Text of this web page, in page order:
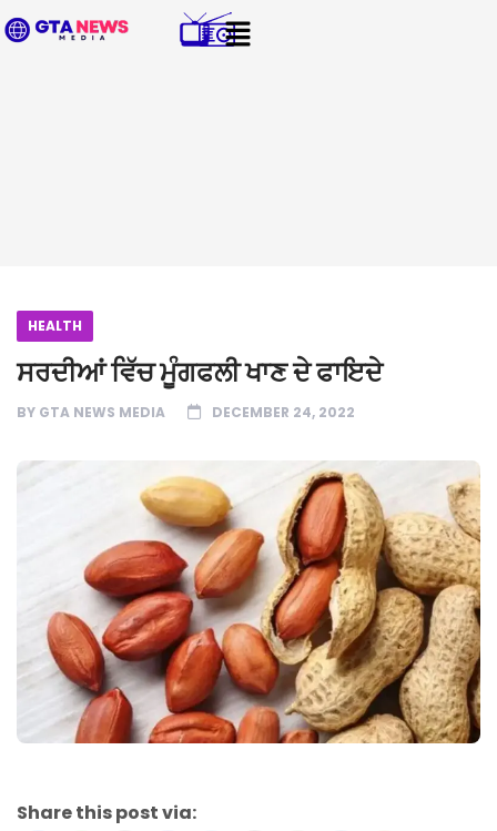
HEALTH
ਸਰਦੀਆਂ ਵਿੱਚ ਮੂੰਗਫਲੀ ਖਾਣ ਦੇ ਫਾਇਦੇ
BY GTA NEWS MEDIA DECEMBER 24, 2022
Share this post via: